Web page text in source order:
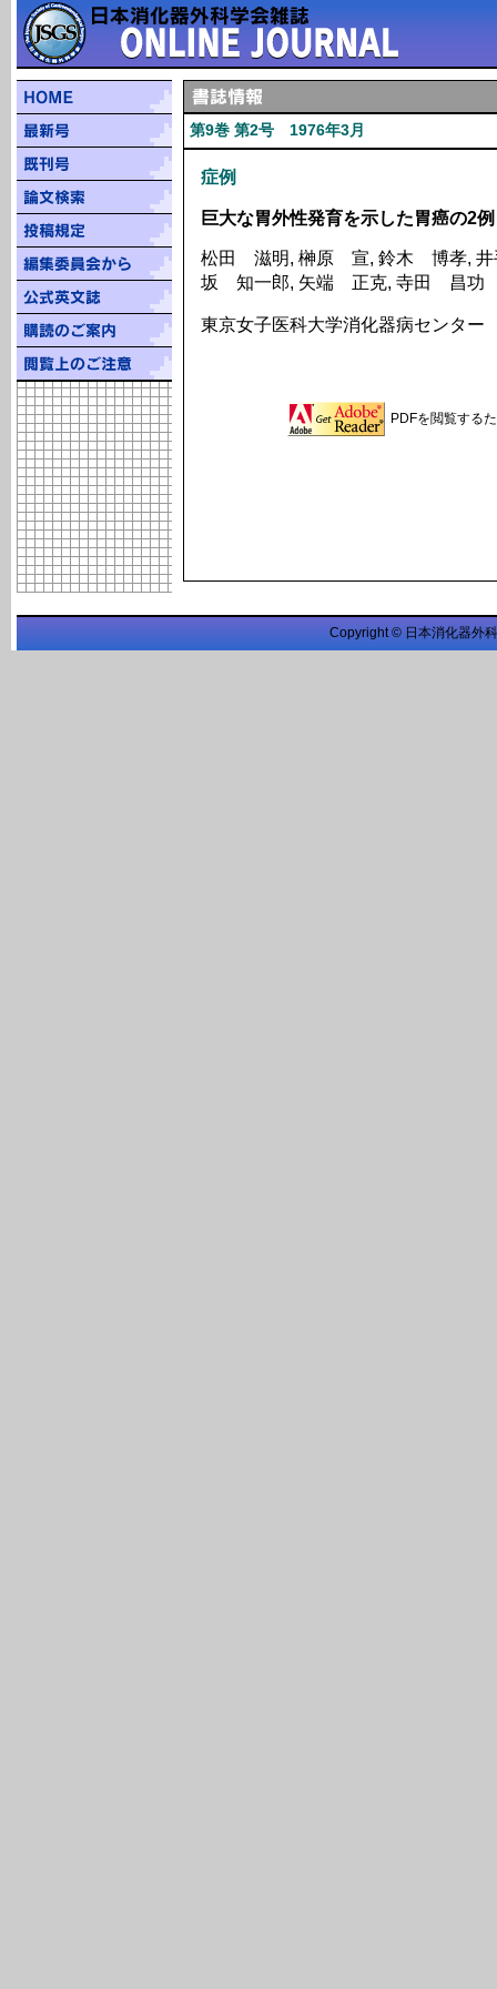
第9巻 第2号 1976年3月
症例
巨大な胃外性発育を示した胃癌の2例
松田 滋明, 榊原 宣, 鈴木 博孝,
坂 知一郎, 矢端 正克, 寺田 昌功
東京女子医科大学消化器病センター
PDFを閲覧する
Copyright © 日本消化器外